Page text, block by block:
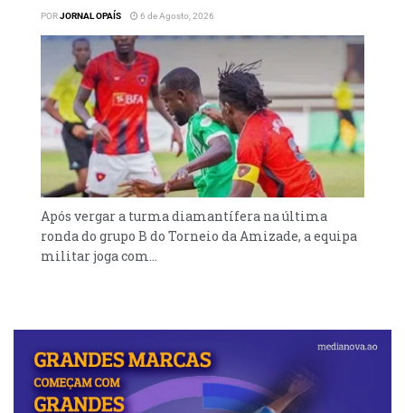
PORJORNAL OPAÍS 6 de Agosto, 2026
Após vergar a turma diamantífera na última
ronda do grupo B do Torneio da Amizade, a equipa
militar joga com...